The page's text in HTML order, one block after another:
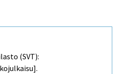
(SVT):